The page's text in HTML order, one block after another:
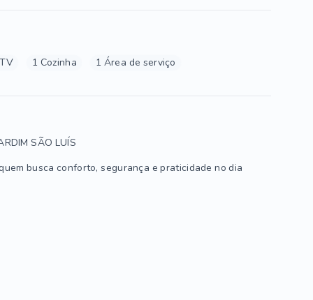
1 Cozinha 1 Área de serviço
SÃO LUÍS
busca conforto, segurança e praticidade no dia